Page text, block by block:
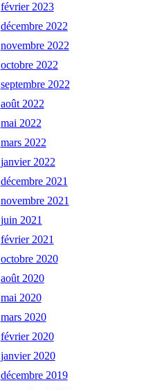
février 2023
décembre 2022
novembre 2022
octobre 2022
septembre 2022
août 2022
mai 2022
mars 2022
janvier 2022
décembre 2021
novembre 2021
juin 2021
février 2021
octobre 2020
août 2020
mai 2020
mars 2020
février 2020
janvier 2020
décembre 2019